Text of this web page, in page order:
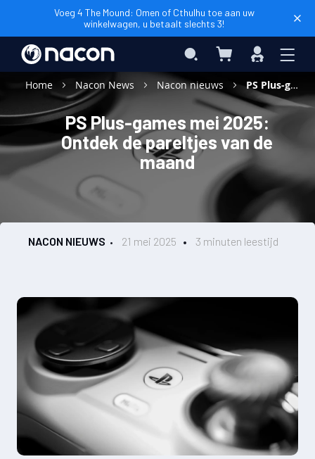
Voeg 4 The Mound: Omen of Cthulhu toe aan uw
winkelwagen, u betaalt slechts 3!
Search Winkelwagen
Inloggen
Home Nacon News Nacon nieuws PS Plus-games mei 2025: Ontdek de pareltjes van de maand
PS Plus-games mei 2025:
Ontdek de pareltjes van de
maand
NACON NIEUWS 21 mei 2025 3 minuten leestijd